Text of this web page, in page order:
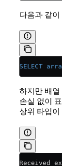
다음과 같
SELECT
하지만 배열
손실 없이
상위 타입이
Received